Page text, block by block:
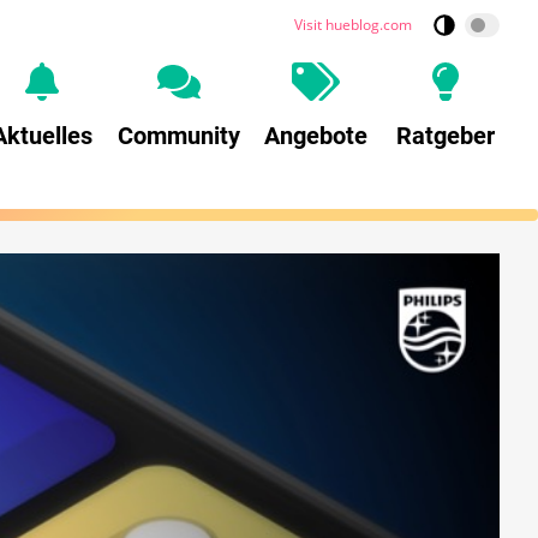
Visit hueblog.com
Community Angebote Ratgeber